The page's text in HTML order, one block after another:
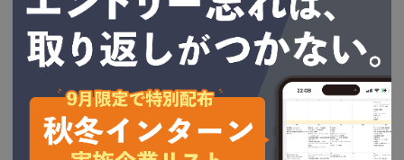
販促企画業務は、 地域によって異なる市場特性を理解
し、販促活動を企画していきます。
また統計業務は、数字やデータから課題をあぶりだし
たり、読み取れる情報から先の戦略を立案していくこ
とが求められます。